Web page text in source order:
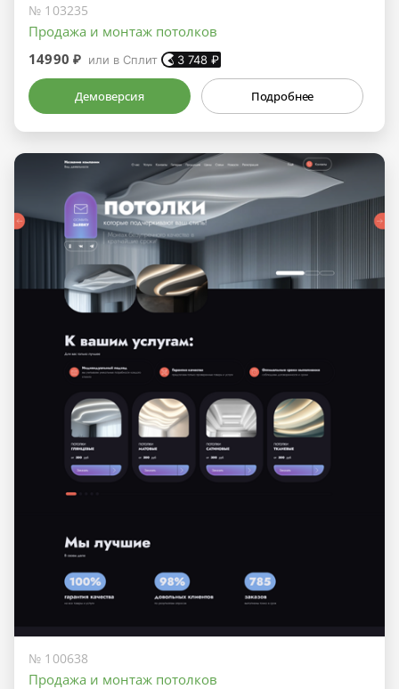
№ 103235
Продажа и монтаж потолков
14990 ₽ или в Сплит 3 748 ₽
Демоверсия Подробнее
№ 100638
Продажа и монтаж потолков